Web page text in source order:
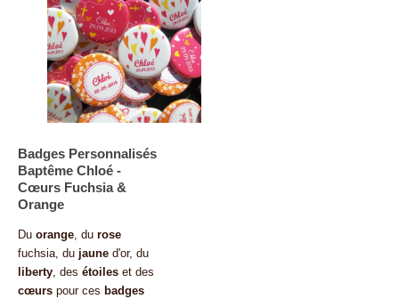
Badges Personnalisés
Baptême Chloé -
Cœurs Fuchsia &
Orange
Du orange, du rose
fuchsia, du jauned'or, du
liberty, des étoileset des
cœurspour ces badges